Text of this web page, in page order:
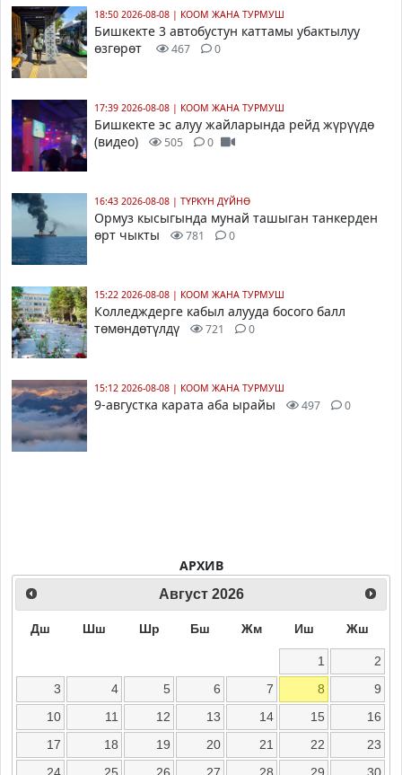
18:50 2026-08-08 | КООМ ЖАНА ТУРМУШ
Бишкекте 3 автобустун каттамы убактылуу
өзгөрөт
467 0
17:39 2026-08-08 | КООМ ЖАНА ТУРМУШ
Бишкекте эс алуу жайларында рейд жүрүүдө
(видео)
505 0
16:43 2026-08-08 | ТҮРКҮН ДҮЙНӨ
Ормуз кысыгында мунай ташыган танкерден
өрт чыкты
781 0
15:22 2026-08-08 | КООМ ЖАНА ТУРМУШ
Колледждерге кабыл алууда босого балл
төмөндөтүлдү
721 0
15:12 2026-08-08 | КООМ ЖАНА ТУРМУШ
9-августка карата аба ырайы 497 0
АРХИВ
Август 2026
Дш Шш Шр Бш Жм Иш Жш
1
2
3
4 5 6 7 8
9
10
11 12 13 14 15
16
17
18 19 20 21 22
23